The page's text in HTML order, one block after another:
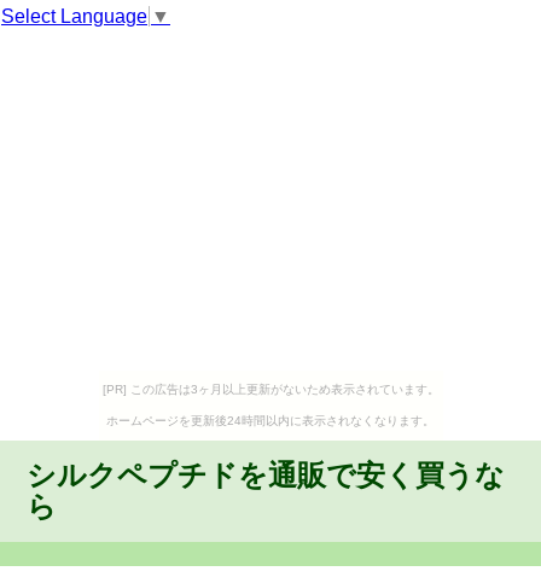
Select Language ▼
[PR] この広告は3ヶ月以上更新がないため表示されています。
ホームページを更新後24時間以内に表示されなくなります。
シルクペプチドを通販で安く買うな
ら